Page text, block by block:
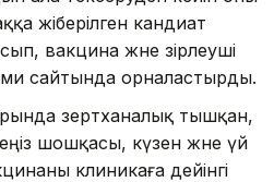
жіберілген кандиат
вакцина және әзірлеуші
сайтында орналастырды.
зертханалық тышқан,
шошқасы, күзен және үй
клиникаға дейінгі